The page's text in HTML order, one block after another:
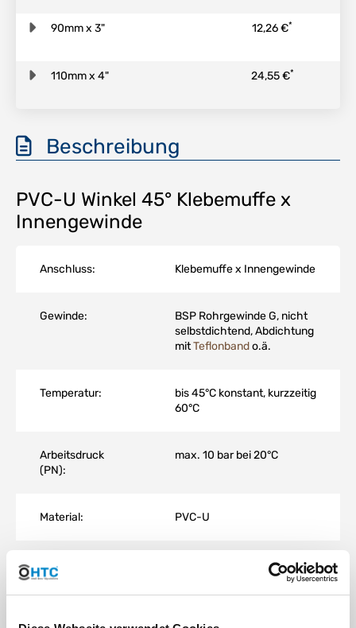
90mm x 3" 12,26 €*
110mm x 4" 24,55 €*
Beschreibung
PVC-U Winkel 45° Klebemuffe x
Innengewinde
Anschluss: Klebemuffe x Innengewinde
Gewinde:
BSP Rohrgewinde G, nicht
selbstdichtend, Abdichtung
mitTeflonbando.ä.
Temperatur:
bis 45°C konstant, kurzzeitig
60°C
Arbeitsdruck
(PN):
max. 10 bar bei 20°C
Material: PVC-U
Farbe:
DOWNLOAD